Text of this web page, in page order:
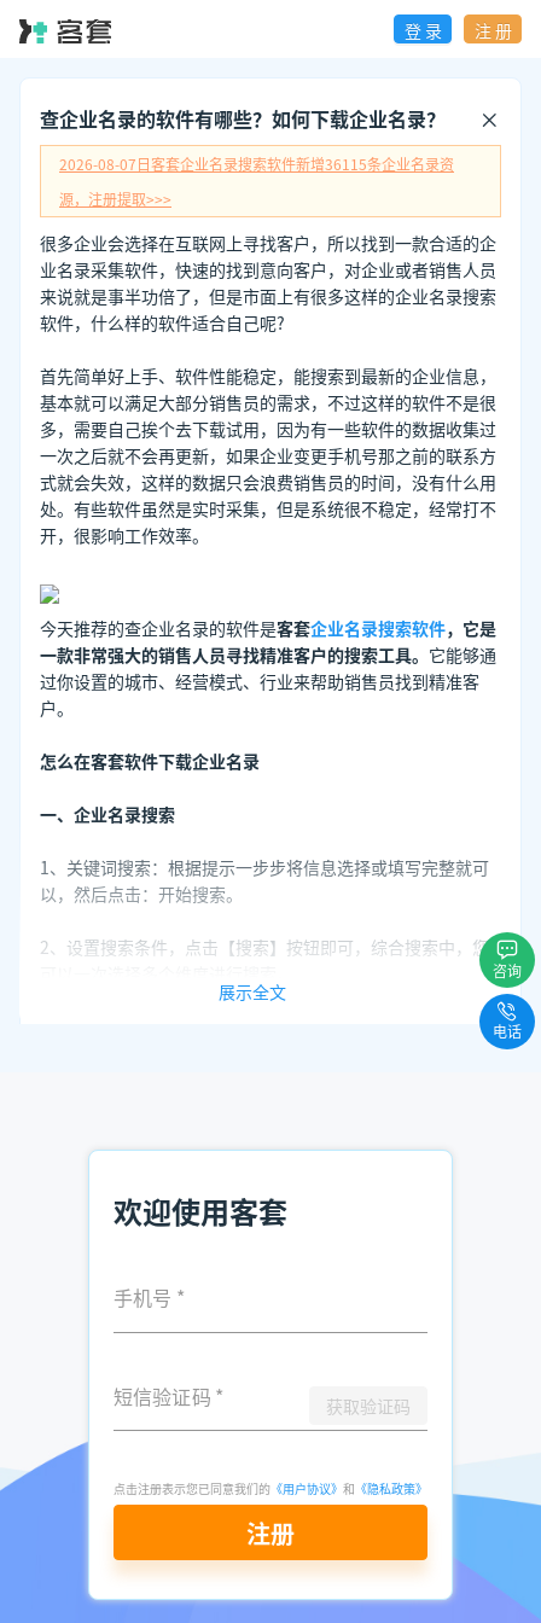
登 录 注 册
查企业名录的软件有哪些？如何下载企业名录？
2026-08-07日客套企业名录搜索软件新增36115条企业名录资
源，注册提取>>>
很多企业会选择在互联网上寻找客户，所以找到一款合适的企
业名录采集软件，快速的找到意向客户，对企业或者销售人员
来说就是事半功倍了，但是市面上有很多这样的企业名录搜索
软件，什么样的软件适合自己呢?
首先简单好上手、软件性能稳定，能搜索到最新的企业信息，
基本就可以满足大部分销售员的需求，不过这样的软件不是很
多，需要自己挨个去下载试用，因为有一些软件的数据收集过
一次之后就不会再更新，如果企业变更手机号那之前的联系方
式就会失效，这样的数据只会浪费销售员的时间，没有什么用
处。有些软件虽然是实时采集，但是系统很不稳定，经常打不
开，很影响工作效率。
今天推荐的查企业名录的软件是客套企业名录搜索软件，它是
一款非常强大的销售人员寻找精准客户的搜索工具。 它能够通
过你设置的城市、经营模式、行业来帮助销售员找到精准客
户。
怎么在客套软件下载企业名录
一、企业名录搜索
1、关键词搜索：根据提示一步步将信息选择或填写完整就可
以，然后点击：开始搜索。
2、设置搜索条件，点击【搜索】按钮即可，综合搜索中，您
联系方式。在这里，我们可以选择在系统内对线索进行跟进、
转化、释放等，也可以进行导出，通过表格管理。
注意：软件不需要下载，登录就能使用。 使用前必须要先登
录，只有登录后软件功能才能使用。
以上就是“查企业名录的软件有哪些？如何下载企业名
立即注册免费试用
展示全文
欢迎使用客套
手机号 *
短信验证码 * 获取验证码
点击注册表示您已同意我们的 《用户协议》 和 《隐私政策》
注册
咨询
电话